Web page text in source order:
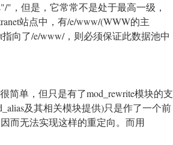
"，但是，它常常不是处于最高一级，
站点中，有/e/www/(WWW的主
指向了/e/www/，则必须保证此数据池中
简单，但只是有了mod_rewrite模块的支
及其相关模块提供)只是作了一个前
而无法实现这样的重定向。而用